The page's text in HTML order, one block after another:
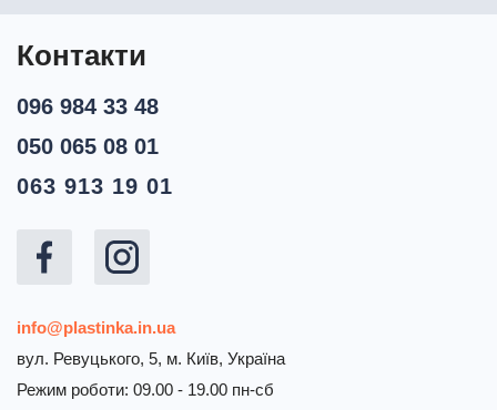
Контакти
info@plastinka.in.ua
вул. Ревуцького, 5, м. Київ, Україна
Режим роботи: 09.00 - 19.00 пн-сб
096 984 33 48
050 065 08 01
063 913 19 01